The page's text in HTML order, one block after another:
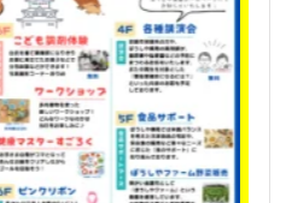
コイン50枚） ・個数：32種類
式スタンプ]
?